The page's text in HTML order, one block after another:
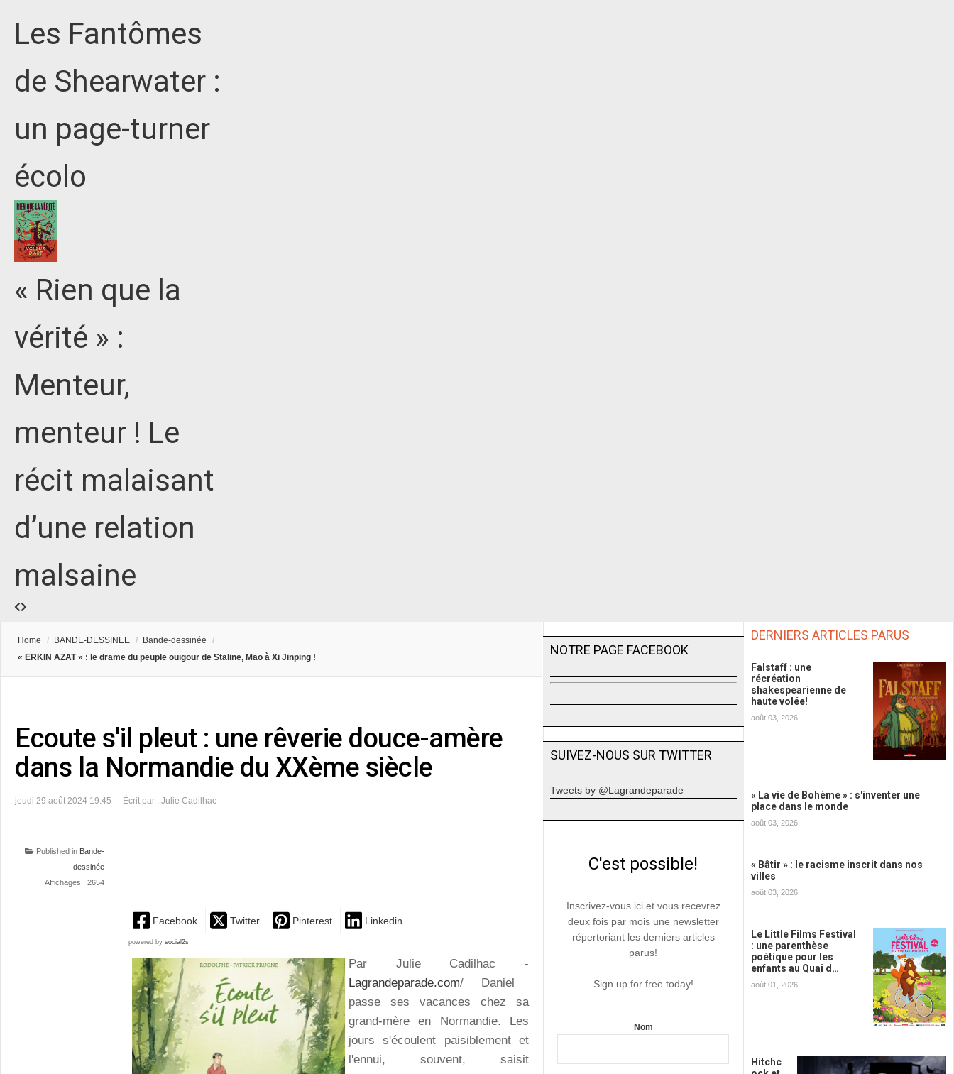
Les Fantômes
de Shearwater :
un page-turner
écolo
« Rien que la
vérité » :
Menteur,
menteur ! Le
récit malaisant
d’une relation
malsaine
Home / BANDE-DESSINEE / Bande-dessinée
/
« ERKIN AZAT » : le drame du peuple ouïgour de Staline, Mao à Xi Jinping !
Ecoute s'il pleut : une rêverie douce-amère
dans la Normandie du XXème siècle
jeudi 29 août 2024 19:45 Écrit par : Julie Cadilhac
Published in Bande-
dessinée
Affichages : 2654
Facebook Twitter Pinterest Linkedin
powered by social2s
Par Julie Cadilhac -
Lagrandeparade.com/ Daniel
passe ses vacances chez sa
grand-mère en Normandie. Les
jours s'écoulent paisiblement et
l'ennui, souvent, saisit
NOTRE PAGE FACEBOOK
SUIVEZ-NOUS SUR TWITTER
Tweets by @Lagrandeparade
C'est possible!
Inscrivez-vous ici et vous recevrez
deux fois par mois une newsletter
répertoriant les derniers articles
parus!
Sign up for free today!
Nom
DERNIERS ARTICLES PARUS
Falstaff : une
récréation
shakespearienne de
haute volée!
août 03, 2026
« La vie de Bohème » : s'inventer une
place dans le monde
août 03, 2026
« Bâtir » : le racisme inscrit dans nos
villes
août 03, 2026
Le Little Films Festival
: une parenthèse
poétique pour les
enfants au Quai d…
août 01, 2026
Hitchc